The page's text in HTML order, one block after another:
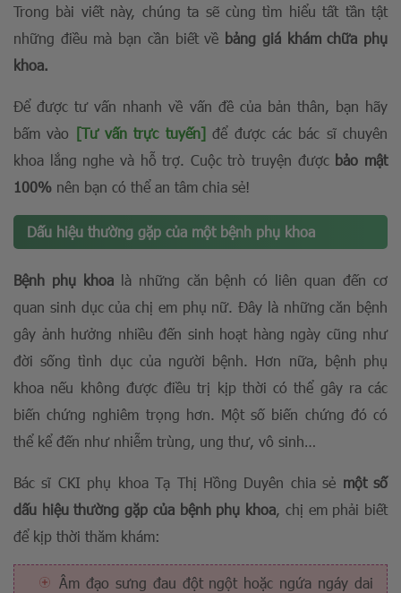
Trong bài viết này, chúng ta sẽ cùng tìm hiểu tất tần tật
những điều mà bạn cần biết về bảng giá khám chữa phụ
khoa.
Để được tư vấn nhanh về vấn đề của bản thân, bạn hãy
bấm vào [Tư vấn trực tuyến]để được các bác sĩ chuyên
khoa lắng nghe và hỗ trợ. Cuộc trò truyện đượcbảo mật
100% nên bạn có thể an tâm chia sẻ!
Dấu hiệu thường gặp của một bệnh phụ khoa
Bệnh phụ khoalà những căn bệnh có liên quan đến cơ
quan sinh dục của chị em phụ nữ. Đây là những căn bệnh
gây ảnh hưởng nhiều đến sinh hoạt hàng ngày cũng như
đời sống tình dục của người bệnh. Hơn nữa, bệnh phụ
khoa nếu không được điều trị kịp thời có thể gây ra các
biến chứng nghiêm trọng hơn. Một số biến chứng đó có
thể kể đến như nhiễm trùng, ung thư, vô sinh…
Bác sĩ CKI phụ khoa Tạ Thị Hồng Duyên chia sẻ một số
dấu hiệu thường gặp của bệnh phụ khoa, chị em phải biết
để kịp thời thăm khám:
Âm đạo sưng đau đột ngột hoặc ngứa ngáy dai